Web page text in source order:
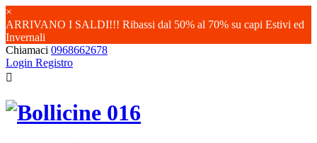
×
ARRIVANO I SALDI!!! Ribassi dal 50% al 70% su capi Estivi ed
Invernali
Chiamaci 0968662678
Login Registro
